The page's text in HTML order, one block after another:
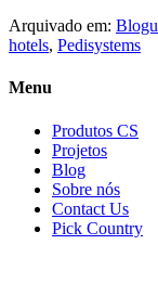
Arquivado em:
hotels, Pedisystems
Menu
Produtos CS
Projetos
Blog
Sobre nós
Contact Us
Pick Country